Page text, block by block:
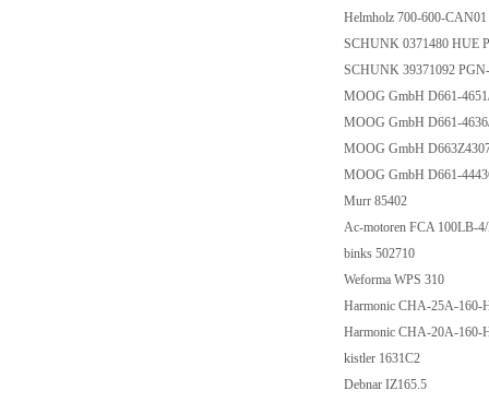
Helmholz 700-600-
SCHUNK 0371480 HUE
SCHUNK 39371092
MOOG GmbH D661-
MOOG GmbH D661-
MOOG GmbH
MOOG GmbH D661-
Murr 85402
Ac-motoren FCA 100LB-
binks 502710
Weforma WPS 310
Harmonic CHA-25A-
Harmonic CHA-20A-
kistler 1631C2
Debnar IZ165.5